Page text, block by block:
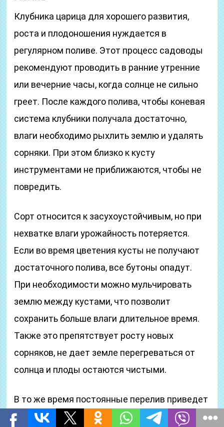
Клубника царица для хорошего развития,
роста и плодоношения нуждается в
регулярном поливе. Этот процесс садоводы
рекомендуют проводить в ранние утренние
или вечерние часы, когда солнце не сильно
греет. После каждого полива, чтобы коневая
система клубники получала достаточно,
влаги необходимо рыхлить землю и удалять
сорняки. При этом близко к кусту
инструментами не приближаются, чтобы не
повредить.
Сорт относится к засухоустойчивым, но при
нехватке влаги урожайность потеряется.
Если во время цветения кусты не получают
достаточного полива, все бутоны опадут.
При необходимости можно мульчировать
землю между кустами, что позволит
сохранить больше влаги длительное время.
Также это препятствует росту новых
сорняков, не дает земле перегреваться от
солнца и плоды остаются чистыми.
В то же время постоянные перелив приведет
к загниванию корней и гибели всего растения.